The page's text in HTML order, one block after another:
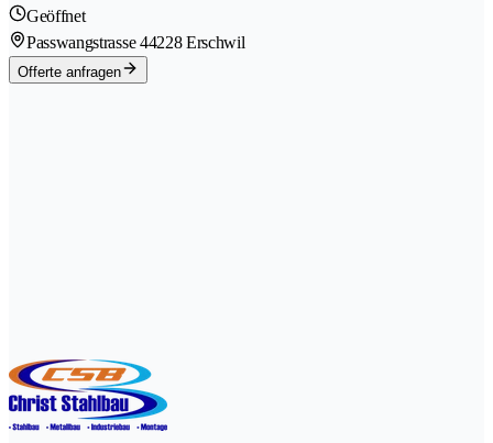
Geöffnet
Passwangstrasse 44228 Erschwil
Offerte anfragen